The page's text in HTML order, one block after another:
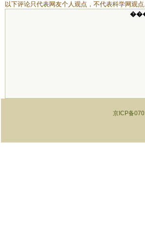
以下评论只代表网友个人观点，不代表科学网观点
京ICP备